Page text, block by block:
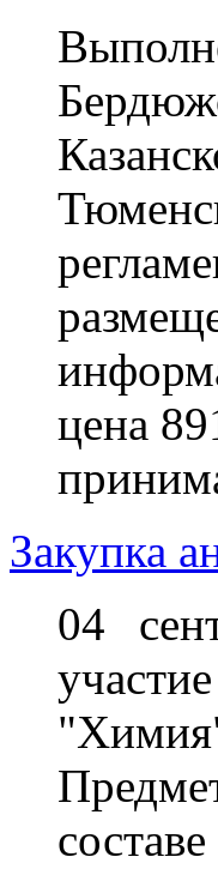
цена
Закупка
04